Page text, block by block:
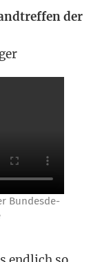
der
Bun­des­de­